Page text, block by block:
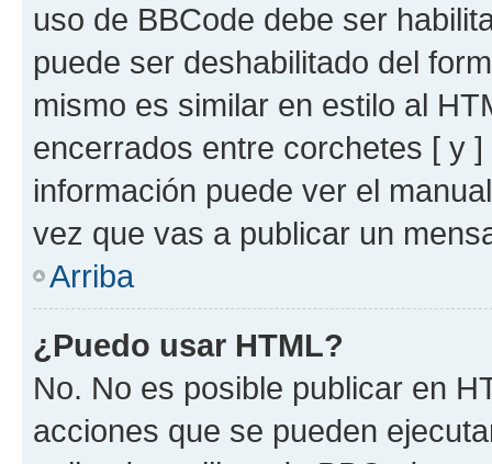
uso de BBCode debe ser
puede ser deshabilitado del
mismo es similar en estilo al
encerrados entre corchetes [ y
información puede ver el
vez que vas a publicar un
Arriba
¿Puedo usar HTML?
No. No es posible publicar en
acciones que se pueden